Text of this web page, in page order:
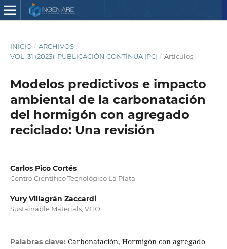
INICIO / ARCHIVOS /
VOL. 31 (2023): PUBLICACIÓN CONTÍNUA [PC] / Artículos
Modelos predictivos e impacto
ambiental de la carbonatación
del hormigón con agregado
reciclado: Una revisión
Carlos Pico Cortés
Centro Científico Tecnológico La Plata
Yury Villagrán Zaccardi
Sustainable Materials, VITO
Palabras clave: Carbonatación, Hormigón con agregado